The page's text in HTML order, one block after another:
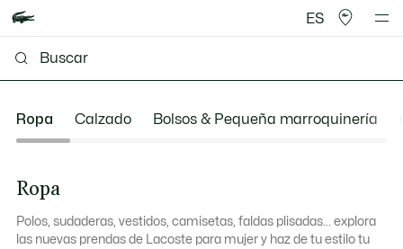
ES
Ropa Calzado Bolsos & Pequeña marroquinería
Ropa
Polos, sudaderas, vestidos, camisetas, faldas plisadas... explora
las nuevas prendas de Lacoste para mujer y haz de tu estilo tu